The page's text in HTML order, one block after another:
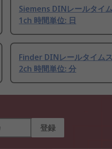
Siemens DINレールタイ
1ch 時間単位: 日
Finder DINレールタイム
2ch 時間単位: 分
登録